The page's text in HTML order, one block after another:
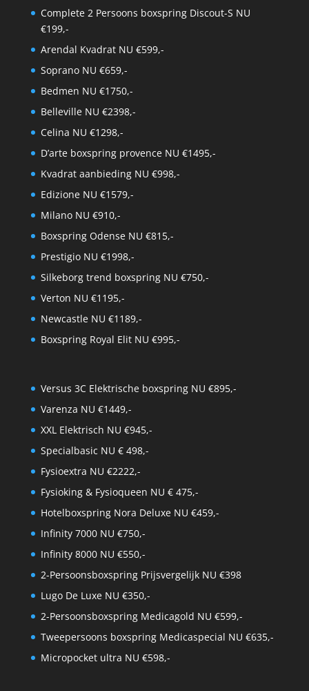
Complete 2 Persoons boxspring Discout-S NU
€199,-
Arendal Kvadrat NU €599,-
Soprano NU €659,-
Bedmen NU €1750,-
Belleville NU €2398,-
Celina NU €1298,-
D’arte boxspring provence NU €1495,-
Kvadrat aanbieding NU €998,-
Edizione NU €1579,-
Milano NU €910,-
Boxspring Odense NU €815,-
Prestigio NU €1998,-
Silkeborg trend boxspring NU €750,-
Verton NU €1195,-
Newcastle NU €1189,-
Boxspring Royal Elit NU €995,-
Versus 3C Elektrische boxspring NU €895,-
Varenza NU €1449,-
XXL Elektrisch NU €945,-
Specialbasic NU € 498,-
Fysioextra NU €2222,-
Fysioking & Fysioqueen NU € 475,-
Hotelboxspring Nora Deluxe NU €459,-
Infinity 7000 NU €750,-
Infinity 8000 NU €550,-
2-Persoonsboxspring Prijsvergelijk NU €398
Lugo De Luxe NU €350,-
2-Persoonsboxspring Medicagold NU €599,-
Tweepersoons boxspring Medicaspecial NU €635,-
Micropocket ultra NU €598,-